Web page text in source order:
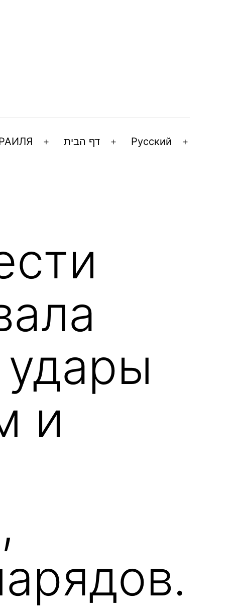
Открыть
דף הבית
ОткрытьРусский
Открыть
и